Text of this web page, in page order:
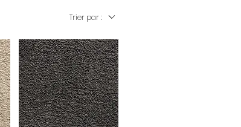
Trier par :